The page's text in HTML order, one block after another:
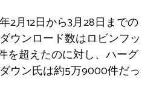
2月12日から3月28日までの
ウンロード数はロビンフッ
を超えたのに対し、ハーグ
ウン氏は約5万9000件だっ